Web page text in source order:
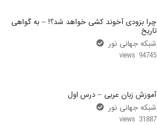
چرا بزودی آخوند کشی خواهد شد؟! – به گواهی
تاریخ
شبکه جهانی نور
94745 views
آموزش زبان عربی – درس اول
شبکه جهانی نور
31887 views